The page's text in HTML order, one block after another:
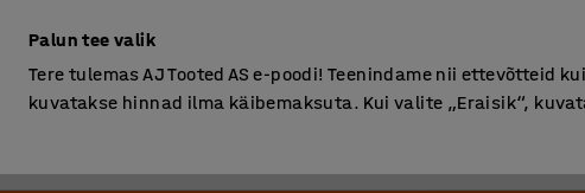
Palun tee valik
Tere tulemas AJ Tooted AS e-poodi! Teenindame nii ettevõtteid
kuvatakse hinnad ilma käibemaksuta. Kui valite „Eraisik“,